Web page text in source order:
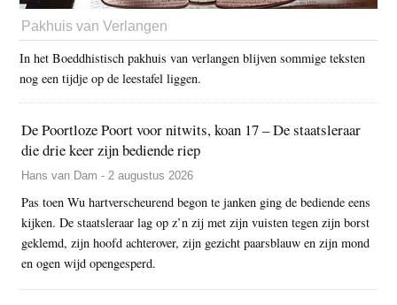
Pakhuis van Verlangen
In het Boeddhistisch pakhuis van verlangen blijven sommige teksten
nog een tijdje op de leestafel liggen.
De Poortloze Poort voor nitwits, koan 17 – De staatsleraar
die drie keer zijn bediende riep
Hans van Dam - 2 augustus 2026
Pas toen Wu hartverscheurend begon te janken ging de bediende eens
kijken. De staatsleraar lag op z’n zij met zijn vuisten tegen zijn borst
geklemd, zijn hoofd achterover, zijn gezicht paarsblauw en zijn mond
en ogen wijd opengesperd.